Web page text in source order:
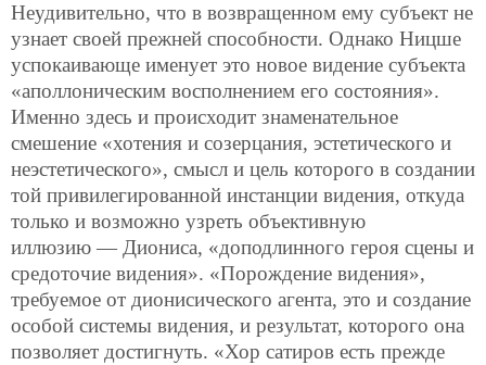
Неудивительно, что в возвращенном ему субъект не
узнает своей прежней способности. Однако Ницше
успокаивающе именует это новое видение субъекта
«аполлоническим восполнением его состояния».
Именно здесь и происходит знаменательное
смешение «хотения и созерцания, эстетического и
неэстетического», смысл и цель которого в создании
той привилегированной инстанции видения, откуда
только и возможно узреть объективную
иллюзию — Диониса, «доподлинного героя сцены и
средоточие видения». «Порождение видения»,
требуемое от дионисического агента, это и создание
особой системы видения, и результат, которого она
позволяет достигнуть. «Хор сатиров есть прежде